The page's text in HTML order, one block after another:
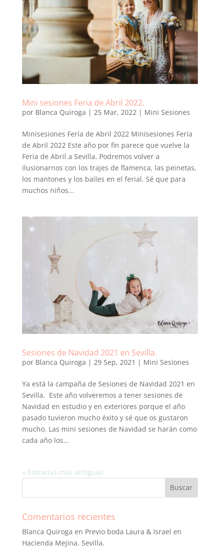
Mini sesiones Feria de Abril 2022.
por Blanca Quiroga | 25 Mar, 2022 | Mini Sesiones
Minisesiones Fería de Abril 2022 Minisesiones Fería
de Abril 2022 Este año por fin parece que vuelve la
Feria de Abril a Sevilla. Podremos volver a
ilusionarnos con los trajes de flamenca, las peinetas,
los mantones y los bailes en el ferial. Sé que para
muchos niños...
Sesiones de Navidad 2021 en Sevilla.
por Blanca Quiroga | 29 Sep, 2021 | Mini Sesiones
Ya está la campaña de Sesiones de Navidad 2021 en
Sevilla. Este año volveremos a tener sesiones de
Navidad en estudio y en exteriores porque el año
pasado tuvieron mucho éxito y sé que os gustaron
mucho. Las mini sesiones de Navidad se harán como
cada año los...
« Entradas más antiguas
Comentarios recientes
Blanca Quiroga en Previo boda Laura & Israel en
Hacienda Mejina. Sevilla.